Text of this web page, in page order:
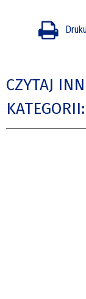
CZYTAJ